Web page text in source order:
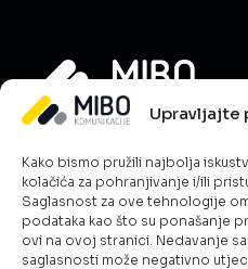
Upravljajte
Kako bismo pružili najbolja
kolačića za pohranjivanje i/ili
Saglasnost za ove tehnologije
podataka kao što su ponašanje
ovi na ovoj stranici. Nedavanje
saglasnosti može negativno
O nama
Novosti
Karijera
Uslovi poslovanja